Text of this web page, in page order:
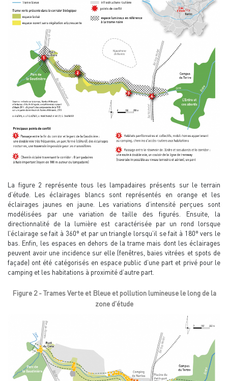
La figure 2 représente tous les lampadaires présents sur le terrain
d’étude. Les éclairages blancs sont représentés en orange et les
éclairages jaunes en jaune. Les variations d’intensité perçues sont
modélisées par une variation de taille des figurés. Ensuite, la
directionnalité de la lumière est caractérisée par un rond lorsque
l’éclairage se fait à 360° et par un triangle lorsqu’il se fait à 180° vers le
bas. Enfin, les espaces en dehors de la trame mais dont les éclairages
peuvent avoir une incidence sur elle (fenêtres, baies vitrées et spots de
façade) ont été catégorisés en espace public d’une part et privé pour le
camping et les habitations à proximité d’autre part.
Figure 2 - Trames Verte et Bleue et pollution lumineuse le long de la
zone d'étude